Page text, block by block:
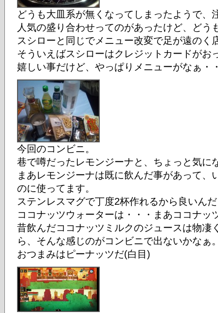
どうも大皿系が無くなってしまったようで、
人気の盛り合わせってのがあったけど、どう
スシローと同じでメニュー改変で足が遠のく
そういえばスシローはクレジットカードがお
嬉しい事だけど、やっぱりメニューがなぁ・
今回のコンビニ。
巷で噂だったレモンジーナと、ちょっと気に
まあレモンジーナは既に飲んだ事があって、
のに使ってます。
ステンレスマグで丁度2杯作れるから良いん
ココナッツウォーターは・・・まあココナッ
昔飲んだココナッツミルクのジュースは物凄
ら、そんな感じのがコンビニで出ないかなぁ
おつまみはピーナッツだ(白目)